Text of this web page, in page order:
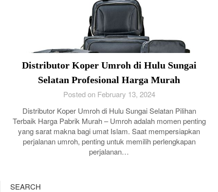
Distributor Koper Umroh di Hulu Sungai
Selatan Profesional Harga Murah
Posted on February 13, 2024
Distributor Koper Umroh di Hulu Sungai Selatan Pilihan
Terbaik Harga Pabrik Murah – Umroh adalah momen penting
yang sarat makna bagi umat Islam. Saat mempersiapkan
perjalanan umroh, penting untuk memilih perlengkapan
perjalanan…
SEARCH